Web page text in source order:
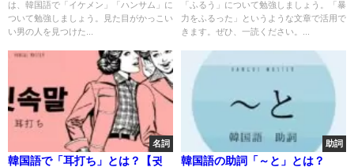
は、韓国語で「イケメン」「ハンサム」に
ついて勉強しましょう。見た目がかっこい
い男の人を見つけた...
「ふるう」について勉強しましょう。「暴
力をふるった」というような文章で活用で
きます。ぜひ、一読ください。...
名詞
韓国語で「耳打ち」とは？【귓
助詞
韓国語の助詞「～と」とは？